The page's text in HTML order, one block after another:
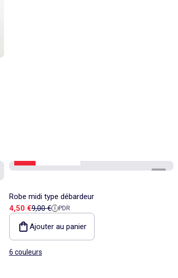
Robe midi type débardeur
Prix de vente
4,50 €Prix de référence
9,00 € PDR
Ajouter au panier
6 couleurs